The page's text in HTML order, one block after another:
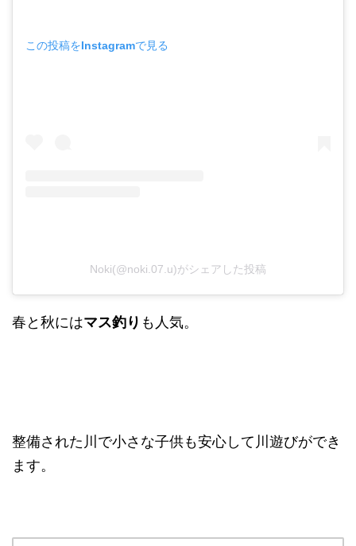
この投稿をInstagramで見る
Noki(@noki.07.u)がシェアした投稿
春と秋にはマス釣り も人気。
整備された川で小さな子供も安心して川遊びができ
ます。